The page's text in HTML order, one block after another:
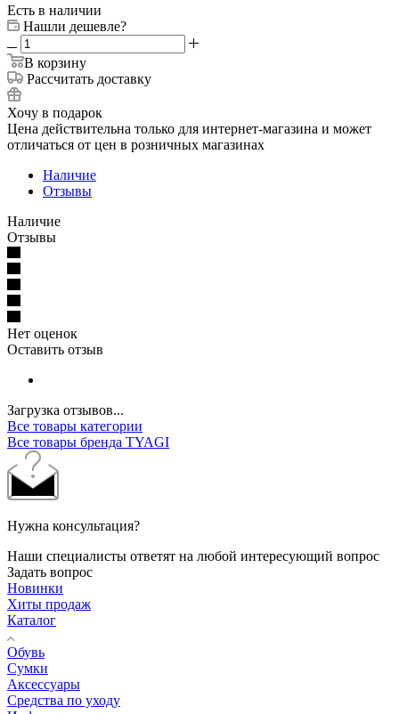
Есть в наличии
Нашли дешевле?
В корзину
Рассчитать доставку
Хочу в подарок
Цена действительна только для интернет-магазина и может
отличаться от цен в розничных магазинах
Наличие
Отзывы
Наличие
Отзывы
Нет оценок
Оставить отзыв
Загрузка отзывов...
Все товары категории
Все товары бренда TYAGI
Нужна консультация?
Наши специалисты ответят на любой интересующий вопрос
Задать вопрос
Новинки
Хиты продаж
Каталог
Обувь
Сумки
Аксессуары
Средства по уходу